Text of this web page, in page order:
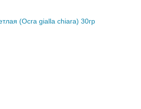
(Ocra gialla chiara) 30гр